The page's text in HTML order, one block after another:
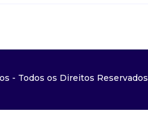
- Todos os Direitos Reservados